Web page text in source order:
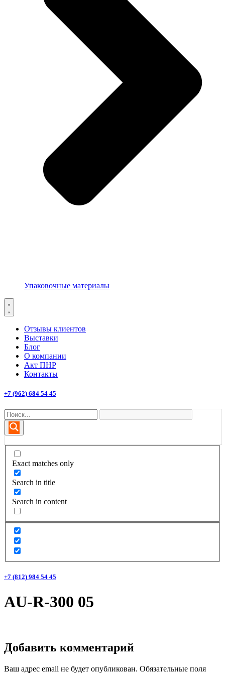
Упаковочные материалы
Отзывы клиентов
Выставки
Блог
О компании
Акт ПНР
Контакты
+7 (962) 684 54 45
Exact matches only
Search in title
Search in content
+7 (812) 984 54 45
AU-R-300 05
Добавить комментарий
Ваш адрес email не будет опубликован. Обязательные поля